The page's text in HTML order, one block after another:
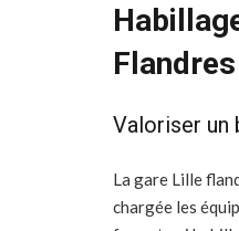
Flandres
Valoriser un
La gare Lille
chargée les